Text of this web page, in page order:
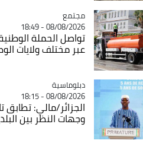
Catégorie
مجتمع
08/08/2026 - 18:49
تواصل الحملة
عبر مختلف ولايات
Catégorie
دبلوماسية
08/08/2026 - 18:15
الجزائر/مالي: تطابق
وجهات النظر بين